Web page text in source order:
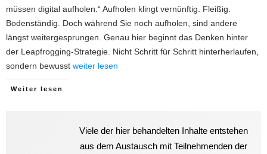
müssen digital aufholen.“ Aufholen klingt vernünftig. Fleißig.
Bodenständig. Doch während Sie noch aufholen, sind andere
längst weitergesprungen. Genau hier beginnt das Denken hinter
der Leapfrogging-Strategie. Nicht Schritt für Schritt hinterherlaufen,
sondern bewusst weiter lesen
Weiter lesen
Viele der hier behandelten Inhalte entstehen
aus dem Austausch mit Teilnehmenden der